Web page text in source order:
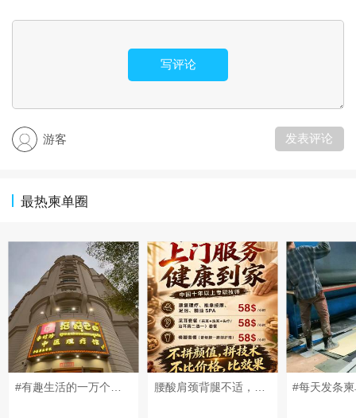
写评论
游客 发表评论
最热柬单圈
#每天发条